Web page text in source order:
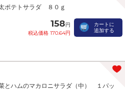
ポテトサラダ ８０ｇ
158円
税込価格 170.64円
カートに
追加する
とハムのマカロニサラダ（中） １パッ